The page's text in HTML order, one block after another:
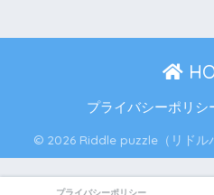
プライバシーポリシ
© 2026 Riddle puzzle（リドル
プライバシーポリシー